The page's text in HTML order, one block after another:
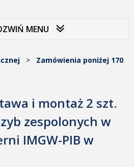
MENU
> Zamówienia poniżej 170
i montaż 2 szt.
zespolonych w
IMGW-PIB w